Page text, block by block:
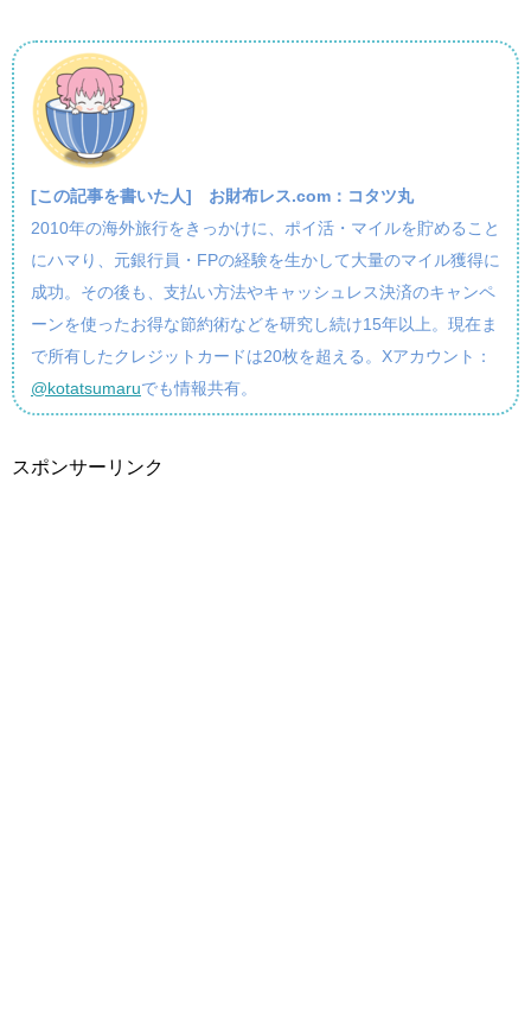
[この記事を書いた人] お財布レス.com：コタツ丸
2010年の海外旅行をきっかけに、ポイ活・マイルを貯めること
にハマり、元銀行員・FPの経験を生かして大量のマイル獲得に
成功。その後も、支払い方法やキャッシュレス決済のキャンペ
ーンを使ったお得な節約術などを研究し続け15年以上。現在ま
で所有したクレジットカードは20枚を超える。Xアカウント：
@kotatsumaruでも情報共有。
スポンサーリンク